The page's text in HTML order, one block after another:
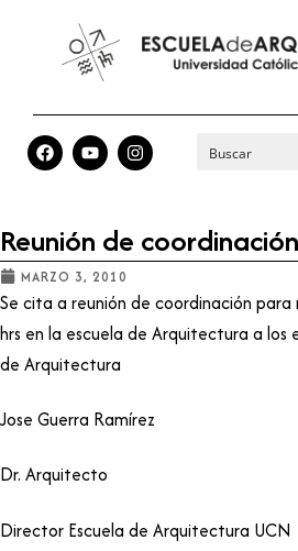
Reunión de coordinación
MARZO 3, 2010
Se cita a reunión de coordinación para
hrs en la escuela de Arquitectura a los
de Arquitectura
Jose Guerra Ramírez
Dr. Arquitecto
Director Escuela de Arquitectura UCN